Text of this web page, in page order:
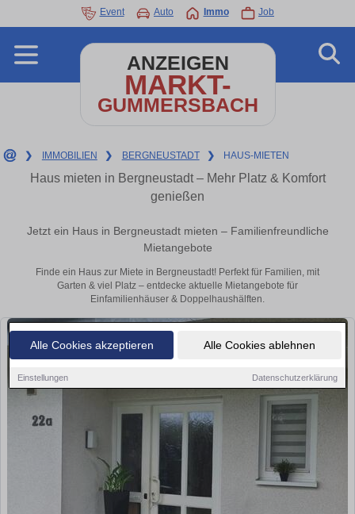
Alle Cookies akzeptieren Alle Cookies ablehnen
Einstellungen Datenschutzerklärung
Event Auto Immo Job
ANZEIGEN
MARKT-
GUMMERSBACH
❯ IMMOBILIEN ❯ BERGNEUSTADT ❯ HAUS-MIETEN
Haus mieten in Bergneustadt – Mehr Platz & Komfort
genießen
Jetzt ein Haus in Bergneustadt mieten – Familienfreundliche
Mietangebote
Finde ein Haus zur Miete in Bergneustadt! Perfekt für Familien, mit
Garten & viel Platz – entdecke aktuelle Mietangebote für
Einfamilienhäuser & Doppelhaushälften.